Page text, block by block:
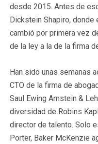
desde 2015. Antes de
Dickstein Shapiro,
cambió por primera vez
de la ley a la de la firma
Han sido unas semanas
CTO de la firma de
Saul Ewing Arnstein &
diversidad de Robins
director de talento. Solo
Porter, Baker McKenzie